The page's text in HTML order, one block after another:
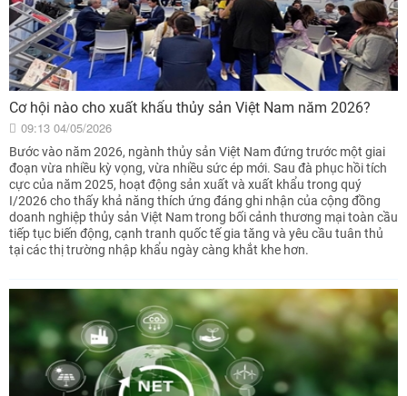
Cơ hội nào cho xuất khẩu thủy sản Việt Nam năm 2026?
09:13 04/05/2026
Bước vào năm 2026, ngành thủy sản Việt Nam đứng trước một giai
đoạn vừa nhiều kỳ vọng, vừa nhiều sức ép mới. Sau đà phục hồi tích
cực của năm 2025, hoạt động sản xuất và xuất khẩu trong quý
I/2026 cho thấy khả năng thích ứng đáng ghi nhận của cộng đồng
doanh nghiệp thủy sản Việt Nam trong bối cảnh thương mại toàn cầu
tiếp tục biến động, cạnh tranh quốc tế gia tăng và yêu cầu tuân thủ
tại các thị trường nhập khẩu ngày càng khắt khe hơn.